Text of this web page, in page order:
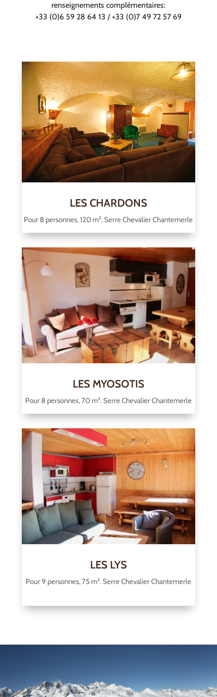
renseignements complémentaires:
+33 (0)6 59 28 64 13 / +33 (0)7 49 72 57 69
LES CHARDONS
Pour 8 personnes, 120 m². Serre Chevalier Chantemerle
LES MYOSOTIS
Pour 8 personnes, 70 m². Serre Chevalier Chantemerle
LES LYS
Pour 9 personnes, 75 m². Serre Chevalier Chantemerle